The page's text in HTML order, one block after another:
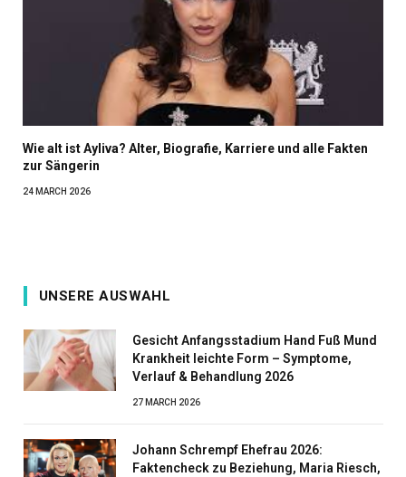
Wie alt ist Ayliva? Alter, Biografie, Karriere und alle Fakten
zur Sängerin
24 MARCH 2026
UNSERE AUSWAHL
Gesicht Anfangsstadium Hand Fuß Mund
Krankheit leichte Form – Symptome,
Verlauf & Behandlung 2026
27 MARCH 2026
Johann Schrempf Ehefrau 2026:
Faktencheck zu Beziehung, Maria Riesch,